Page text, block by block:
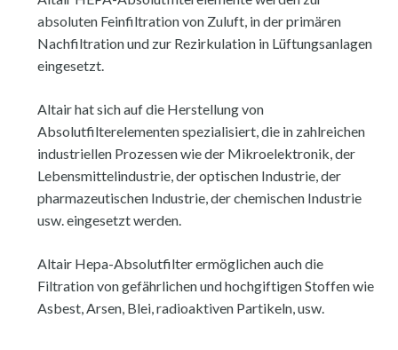
absoluten Feinfiltration von Zuluft, in der primären
Nachfiltration und zur Rezirkulation in Lüftungsanlagen
eingesetzt.
Altair hat sich auf die Herstellung von
Absolutfilterelementen spezialisiert, die in zahlreichen
industriellen Prozessen wie der Mikroelektronik, der
Lebensmittelindustrie, der optischen Industrie, der
pharmazeutischen Industrie, der chemischen Industrie
usw. eingesetzt werden.
Altair Hepa-Absolutfilter ermöglichen auch die
Filtration von gefährlichen und hochgiftigen Stoffen wie
Asbest, Arsen, Blei, radioaktiven Partikeln, usw.